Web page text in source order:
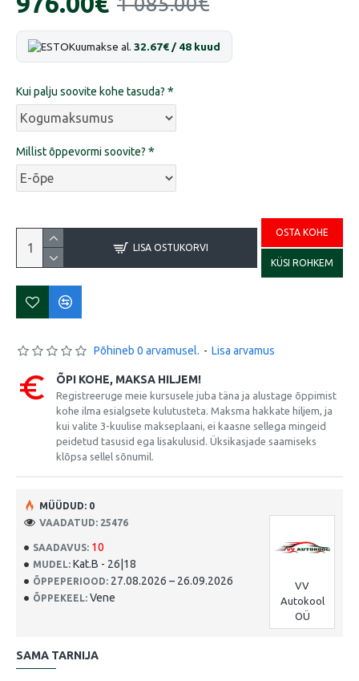
ÕPI KOHE, MAKSA HILJEM!
Registreeruge meie kursusele juba täna ja alustage õppimist
kohe ilma esialgsete kulutusteta. Maksma hakkate hiljem, ja
kui valite 3-kuulise makseplaani, ei kaasne sellega mingeid
peidetud tasusid ega lisakulusid. Üksikasjade saamiseks
klõpsa sellel sõnumil.
SAADAVUS: 10
MUDEL: Kat.B - 26|18
ÕPPEPERIOOD: 27.08.2026 – 26.09.2026
ÕPPEKEEL: Vene
VV
Autokool
OÜ
MÜÜDUD: 0
VAADATUD: 25476
Põhineb 0 arvamusel. - Lisa arvamus
Kuumakse al. 32.67€ / 48 kuud
Kui palju soovite kohe tasuda?
Millist õppevormi soovite?
LISA OSTUKORVI
OSTA KOHE
KÜSI ROHKEM
SAMA TARNIJA